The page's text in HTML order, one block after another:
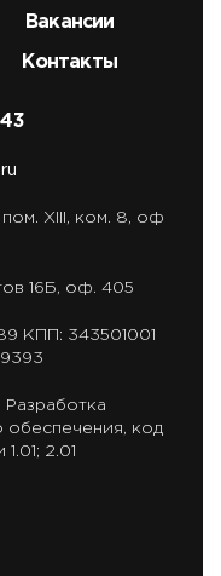
Вакансии
Контакты
XIII, ком. 8, оф
16Б, оф. 405
КПП: 343501001
Разработка
обеспечения, код
2.01